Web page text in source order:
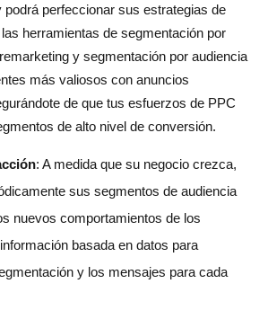
perfeccionar sus estrategias de
herramientas de segmentación por
y segmentación por audiencia
más valiosos con anuncios
de que tus esfuerzos de PPC
de alto nivel de conversión.
: A medida que su negocio crezca,
sus segmentos de audiencia
nuevos comportamientos de los
basada en datos para
y los mensajes para cada